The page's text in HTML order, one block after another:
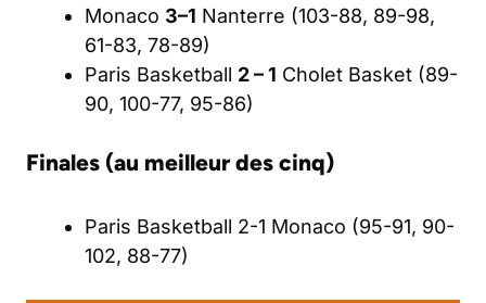
Monaco 3–1 Nanterre (103-88, 89-98,
61-83, 78-89)
Paris Basketball 2– 1 Cholet Basket (89-
90, 100-77, 95-86)
Finales (au meilleur des cinq)
Paris Basketball 2-1 Monaco (95-91, 90-
102, 88-77)